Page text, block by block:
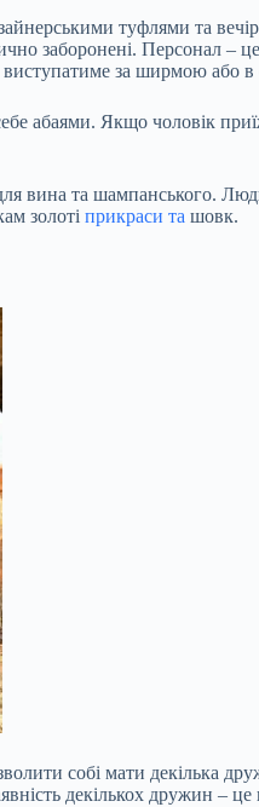
туфлями та
заборонені. Персонал
за ширмою або в
абаями. Якщо чоловік
вина та шампанського.
золоті прикраси та шовк.
собі мати декілька
декількох дружин –